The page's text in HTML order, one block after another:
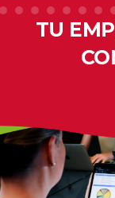
TU